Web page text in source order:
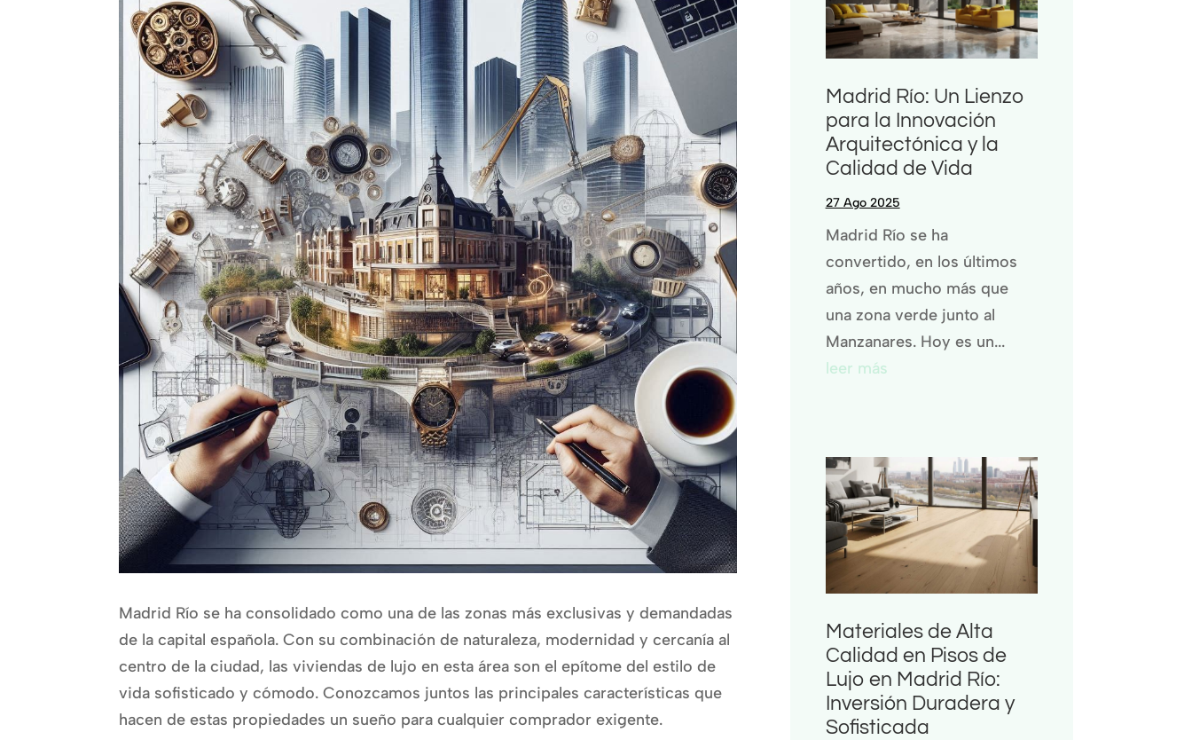
Madrid Río se ha consolidado como una de las zonas más exclusivas y demandadas
de la capital española. Con su combinación de naturaleza, modernidad y cercanía al
centro de la ciudad, las viviendas de lujo en esta área son el epítome del estilo de
vida sofisticado y cómodo. Conozcamos juntos las principales características que
hacen de estas propiedades un sueño para cualquier comprador exigente.
Madrid Río: Un Lienzo
para la Innovación
Arquitectónica y la
Calidad de Vida
27 Ago 2025
Madrid Río se ha
convertido, en los últimos
años, en mucho más que
una zona verde junto al
Manzanares. Hoy es un...
leer más
Materiales de Alta
Calidad en Pisos de
Lujo en Madrid Río:
Inversión Duradera y
Sofisticada